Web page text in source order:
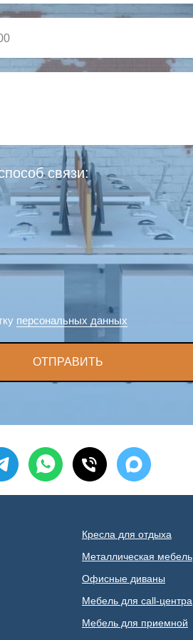
связи:
персональных данных
ОТПРАВИТЬ
Кресла для отдыха
Металлическая мебель
Офисные диваны
Мебель для call-центра
Мебель для приемной